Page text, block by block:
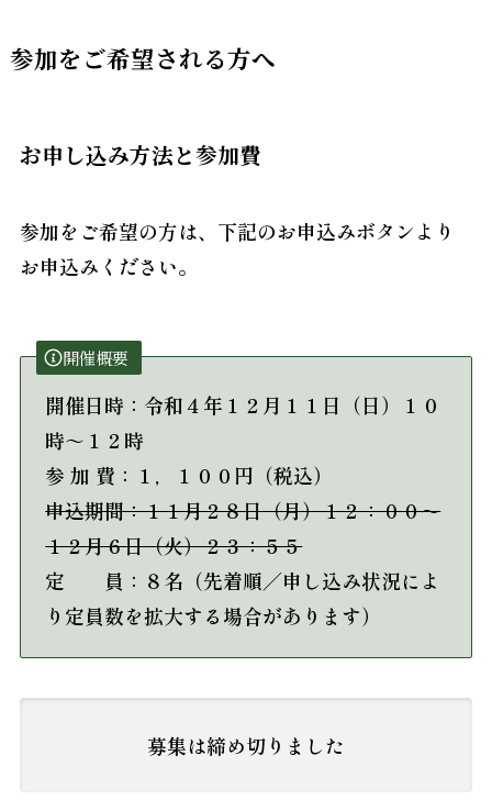
参加をご希望される方へ
お申し込み方法と参加費
参加をご希望の方は、下記のお申込みボタンより
お申込みください。
開催概要
開催日時：令和４年１２月１１日（日）１０
時～１２時
参 加 費：１，１００円（税込）
申込期間：１１月２８日（月）１２：００～
１２月６日（火）２３：５５
定 員：８名（先着順／申し込み状況によ
り定員数を拡大する場合があります）
募集は締め切りました